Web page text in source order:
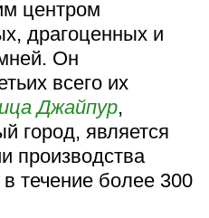
центром
драгоценных и
Он
всего их
Джайпур,
город, является
производства
течение более 300